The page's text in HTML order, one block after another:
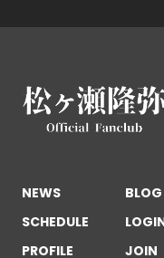
NEWS
SCHEDULE
PROFILE
BLOG
JOIN